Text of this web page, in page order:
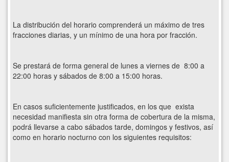
La distribución del horario comprenderá un máximo de tres
fracciones diarias, y un mínimo de una hora por fracción.
Se prestará de forma general de lunes a viernes de 8:00 a
22:00 horas y sábados de 8:00 a 15:00 horas.
En casos suficientemente justificados, en los que exista
necesidad manifiesta sin otra forma de cobertura de la misma,
podrá llevarse a cabo sábados tarde, domingos y festivos, así
como en horario nocturno con los siguientes requisitos: